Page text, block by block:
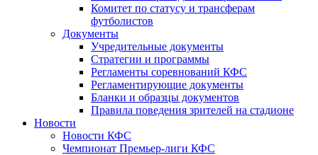
Комитет по статусу и трансферам
футболистов
Документы
Учредительные документы
Стратегии и программы
Регламенты соревнований КФС
Регламентирующие документы
Бланки и образцы документов
Правила поведения зрителей на стадионе
Новости
Новости КФС
Чемпионат Премьер-лиги КФС